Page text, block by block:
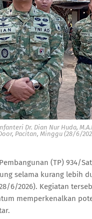
Dr. Dian Nur Huda,
Pacitan, Minggu (28/6/
(TP) 934/
selama kurang lebih
6/2026). Kegiatan
memperkenalkan